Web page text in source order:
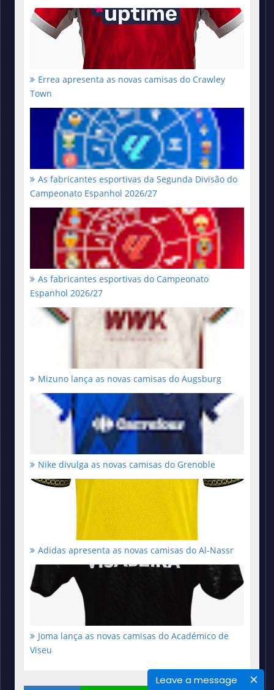
Leave a message
Errea apresenta as novas camisas do Crawley
Town
As fabricantes esportivas da Segunda Divisão do
Campeonato Espanhol 2026/27
As fabricantes esportivas do Campeonato
Espanhol 2026/27
Mizuno lança as novas camisas do Augsburg
Nike divulga as novas camisas do Grenoble
Adidas apresenta as novas camisas do Al-Nassr
Joma lança as novas camisas do Académico de
Viseu